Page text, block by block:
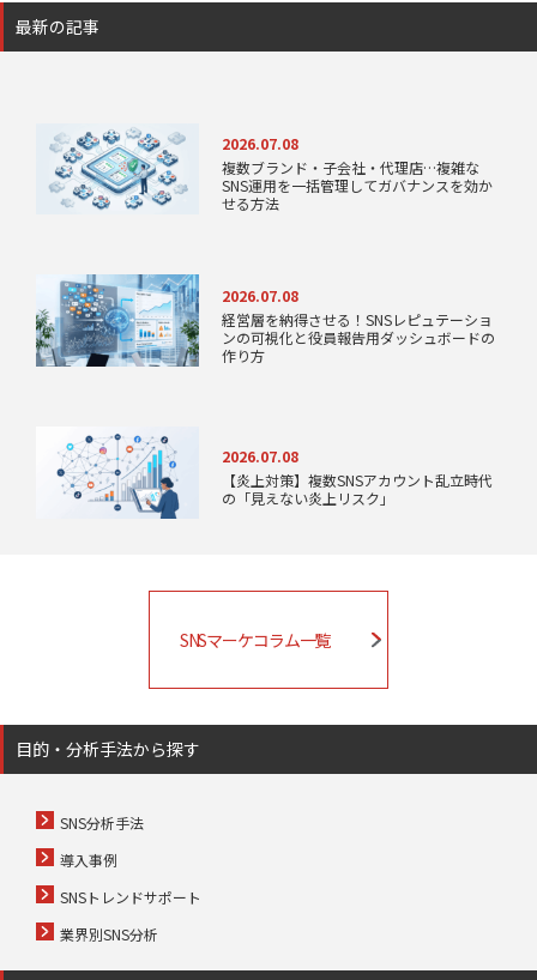
最新の記事
2026.07.08
複数ブランド・子会社・代理店…複雑な
SNS運用を一括管理してガバナンスを効か
せる方法
2026.07.08
経営層を納得させる！SNSレピュテーショ
ンの可視化と役員報告用ダッシュボードの
作り方
2026.07.08
【炎上対策】複数SNSアカウント乱立時代
の「見えない炎上リスク」
SNSマーケコラム一覧
目的・分析手法から探す
SNS分析手法
導入事例
SNSトレンドサポート
業界別SNS分析